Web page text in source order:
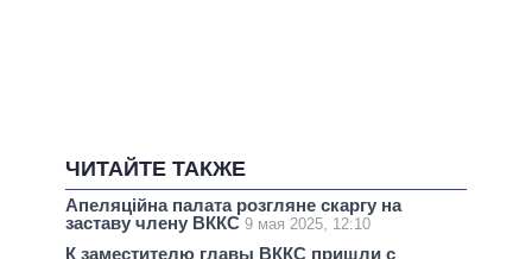
ЧИТАЙТЕ ТАКЖЕ
Апеляційна палата розгляне скаргу на
заставу члену ВККС 9 мая 2025, 12:10
К заместителю главы ВККС пришли с